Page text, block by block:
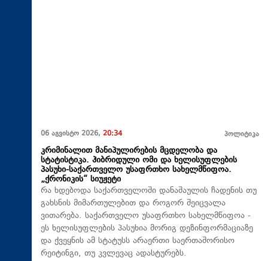
06 აგვისტო 2026, 20:34 პოლიტიკა
კრიმინალით მანიპულირების მცდელობა და
სტატისტიკა. ჰიბრიდული ომი და ხელისუფლების
პასუხი-საქართველო უსაფრთხო სახელმწიფოა.
„ქრონიკის“ სიუჟეტი
რა ხდებოდა საქართველოში დანაშაულის ჩადენის თუ
გახსნის მიმართულებით და როგორ შეიცვალა
ვითარება. საქართველო უსაფრთხო სახელმწიფოა -
ეს ხელისუფლების პასუხია მორიგ დეზინფორმაციაზე
და ქვეყნის ამ სტატუსს არაერთი საერთაშორისო
რეიტინგი, თუ კვლევაც ადასტურებს.